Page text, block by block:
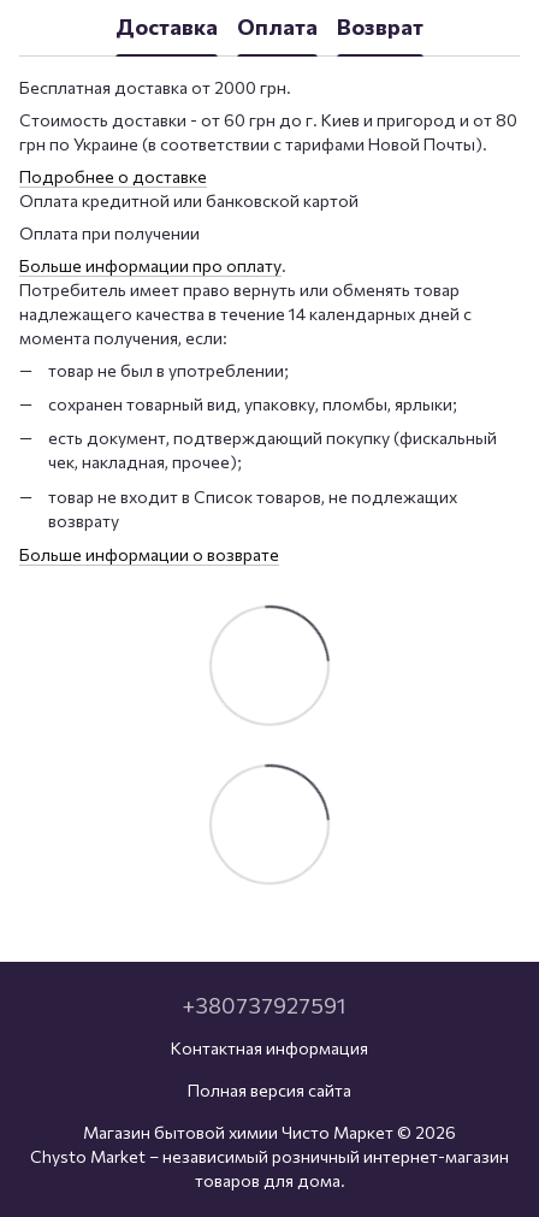
Доставка Оплата Возврат
Бесплатная доставка от 2000 грн.
Стоимость доставки - от 60 грн до г. Киев и пригород и от 80
грн по Украине (в соответствии с тарифами Новой Почты).
Подробнее о доставке
Оплата кредитной или банковской картой
Оплата при получении
Больше информации про оплату.
Потребитель имеет право вернуть или обменять товар
надлежащего качества в течение 14 календарных дней с
момента получения, если:
товар не был в употреблении;
сохранен товарный вид, упаковку, пломбы, ярлыки;
есть документ, подтверждающий покупку (фискальный
чек, накладная, прочее);
товар не входит в Список товаров, не подлежащих
возврату
Больше информации о возврате
+380737927591
Контактная информация
Полная версия сайта
Магазин бытовой химии Чисто Маркет © 2026
Chysto Market – независимый розничный интернет-магазин
товаров для дома.